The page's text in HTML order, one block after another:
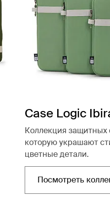
Case Logic
Коллекция защитных
которую украшают
цветные детали.
Посмотреть